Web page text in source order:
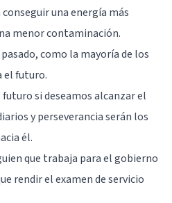
una energía más
menor contaminación.
como la mayoría de los
el futuro.
si deseamos alcanzar el
y perseverancia serán los
él.
que trabaja para el gobierno
rendir el examen de servicio